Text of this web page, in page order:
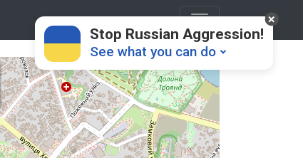
Stop Russian Aggression!
See what you can do